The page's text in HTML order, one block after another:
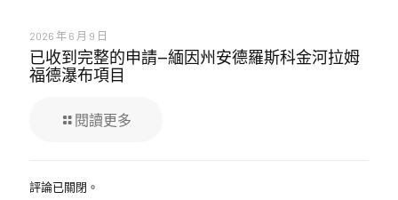
2026 年 6 月 9 日
已收到完整的申請—緬因州安德羅斯科金河拉姆
福德瀑布項目
閱讀更多
評論已關閉。